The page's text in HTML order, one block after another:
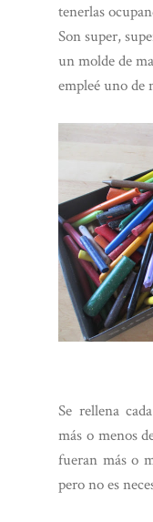
tenerlas
Son super,
un molde de
empleé uno
Se rellena
más o menos
fueran más o
pero no es